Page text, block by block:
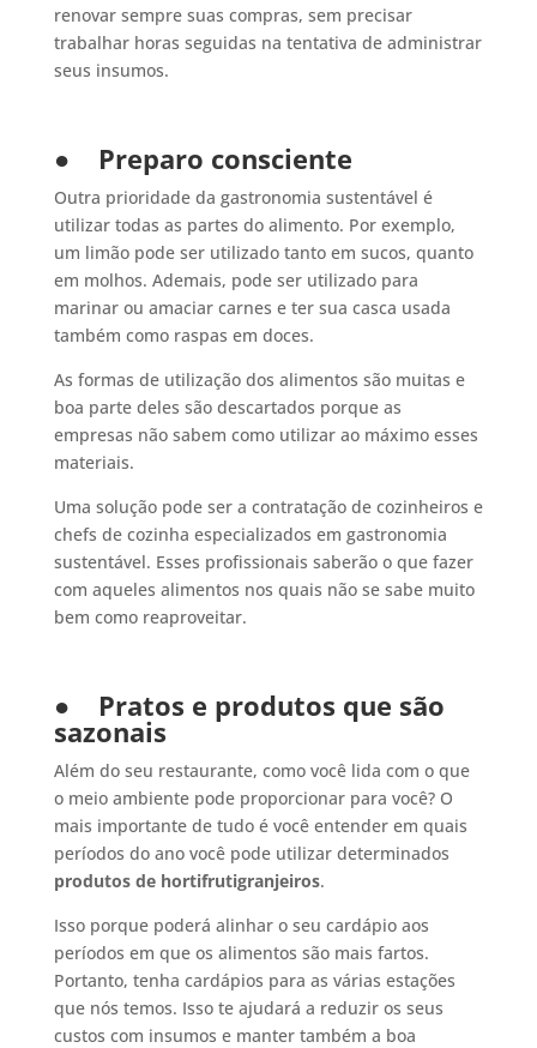
renovar sempre suas compras, sem precisar
trabalhar horas seguidas na tentativa de administrar
seus insumos.
● Preparo consciente
Outra prioridade da gastronomia sustentável é
utilizar todas as partes do alimento. Por exemplo,
um limão pode ser utilizado tanto em sucos, quanto
em molhos. Ademais, pode ser utilizado para
marinar ou amaciar carnes e ter sua casca usada
também como raspas em doces.
As formas de utilização dos alimentos são muitas e
boa parte deles são descartados porque as
empresas não sabem como utilizar ao máximo esses
materiais.
Uma solução pode ser a contratação de cozinheiros e
chefs de cozinha especializados em gastronomia
sustentável. Esses profissionais saberão o que fazer
com aqueles alimentos nos quais não se sabe muito
bem como reaproveitar.
● Pratos e produtos que são
sazonais
Além do seu restaurante, como você lida com o que
o meio ambiente pode proporcionar para você? O
mais importante de tudo é você entender em quais
períodos do ano você pode utilizar determinados
produtos de hortifrutigranjeiros.
Isso porque poderá alinhar o seu cardápio aos
períodos em que os alimentos são mais fartos.
Portanto, tenha cardápios para as várias estações
que nós temos. Isso te ajudará a reduzir os seus
custos com insumos e manter também a boa